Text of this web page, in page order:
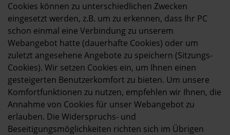
Cookies können zu unterschiedlichen Zwecken
eingesetzt werden, z.B. um zu erkennen, dass Ihr PC
schon einmal eine Verbindung zu unserem
Webangebot hatte (dauerhafte Cookies) oder um
zuletzt angesehene Angebote zu speichern (Sitzungs-
Cookies). Wir setzen Cookies ein, um Ihnen einen
gesteigerten Benutzerkomfort zu bieten. Um unsere
Komfortfunktionen zu nutzen, empfehlen wir Ihnen, die
Annahme von Cookies für unser Webangebot zu
erlauben. Die Widerspruchs- und
Beseitigungsmöglichkeiten richten sich im Übrigen